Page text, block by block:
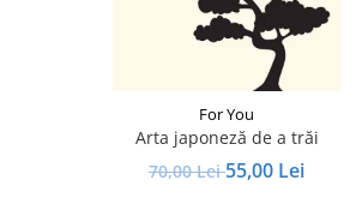
For You
Arta japoneză de a trăi
70,00 Lei55,00 Lei